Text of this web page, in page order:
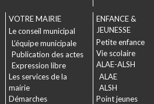
VOTRE MAIRIE
Le conseil municipal
L’équipe municipale
Publication des actes
Expression libre
Les services de la
mairie
Démarches
ENFANCE &
JEUNESSE
Petite enfance
Vie scolaire
ALAE-ALSH
ALAE
ALSH
Point jeunes